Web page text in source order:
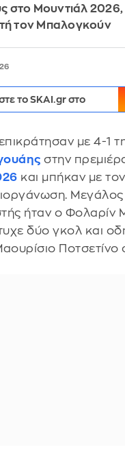
στο Μουντιάλ
τον Μπαλογκούν
το SKAI.gr στο
με 4-1
στην
και μπήκαν με
Μεγάλος
ήταν ο Φολαρίν
δύο γκολ και
Ποτσετίνο